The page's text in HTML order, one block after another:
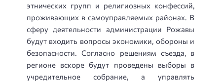
этнических групп и религиозных конфессий,
проживающих в самоуправляемых районах. В
сферу деятельности администрации Рожавы
будут входить вопросы экономики, обороны и
безопасности. Согласно решениям съезда, в
регионе вскоре будут проведены выборы в
учредительное собрание, а управлять